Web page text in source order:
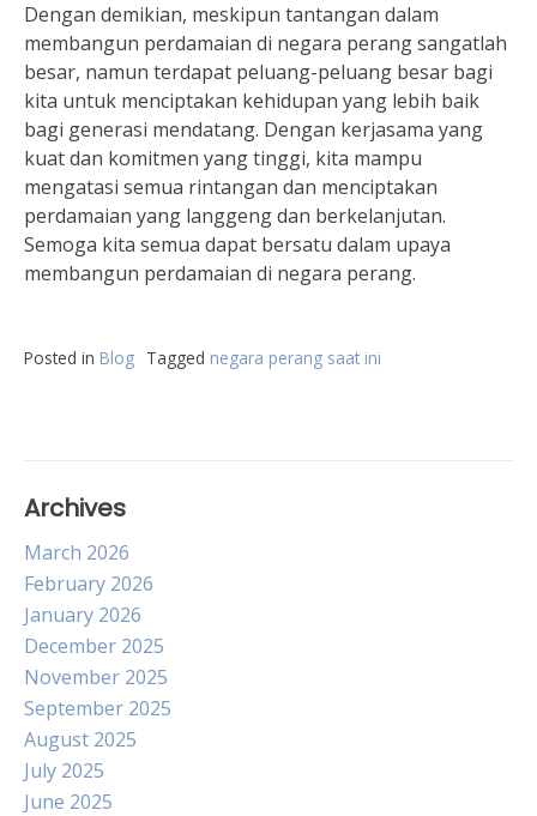
Dengan demikian, meskipun tantangan dalam
membangun perdamaian di negara perang sangatlah
besar, namun terdapat peluang-peluang besar bagi
kita untuk menciptakan kehidupan yang lebih baik
bagi generasi mendatang. Dengan kerjasama yang
kuat dan komitmen yang tinggi, kita mampu
mengatasi semua rintangan dan menciptakan
perdamaian yang langgeng dan berkelanjutan.
Semoga kita semua dapat bersatu dalam upaya
membangun perdamaian di negara perang.
Posted in Blog Tagged negara perang saat ini
Archives
March 2026
February 2026
January 2026
December 2025
November 2025
September 2025
August 2025
July 2025
June 2025